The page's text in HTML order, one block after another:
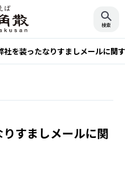
検索
社を装ったなりすましメールに関
りすましメールに関